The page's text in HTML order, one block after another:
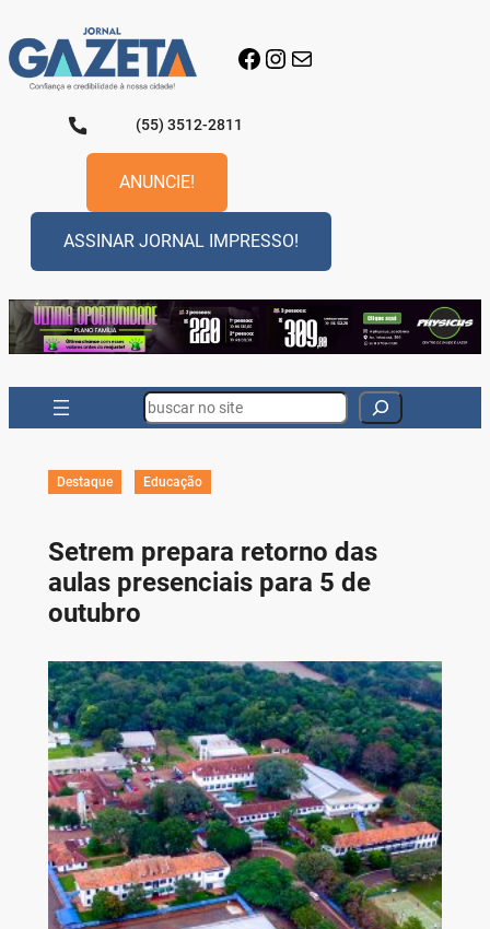
para
o
conteúdo
Facebook
Instagram
E-mail
(55) 3512-2811
ANUNCIE!
ASSINAR JORNAL IMPRESSO!
Search
Destaque Educação
Setrem prepara retorno das
aulas presenciais para 5 de
outubro